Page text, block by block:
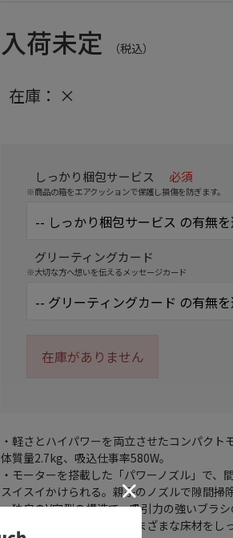
入荷未定 （税込）
在庫： ×
しっかり梱包サービス 必須
※商品の箱をエアクッションで保護し損傷を防ぎます。
グリーティングカード
※大切な方へ想いを伝えるメッセージカード
在庫がありません
・軽さとハイパワーを両立させたコンパク
体質量2.7kg、吸込仕事率580W。
・モーターを搭載した「パワーノズル」で
スイスイかけられる。親子のノズルで隙間掃
・独自のV字型の構造で、吸引力の強いブラ
の形状が異なるブラシでさまざまな床材をし